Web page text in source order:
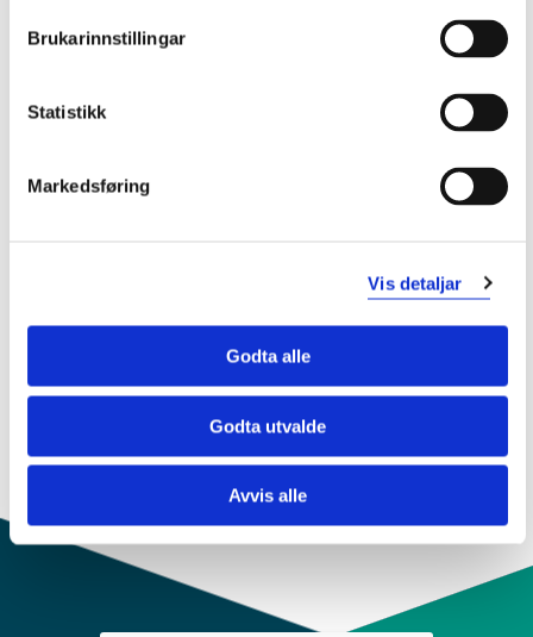
Brukarinnstillingar
Statistikk
Markedsføring
Vis detaljar
Godta alle
Godta utvalde
Avvis alle
MAFYS603 Masteroppgave
MAFYS603 Masteroppgave
MAFYS603 Masteroppgave